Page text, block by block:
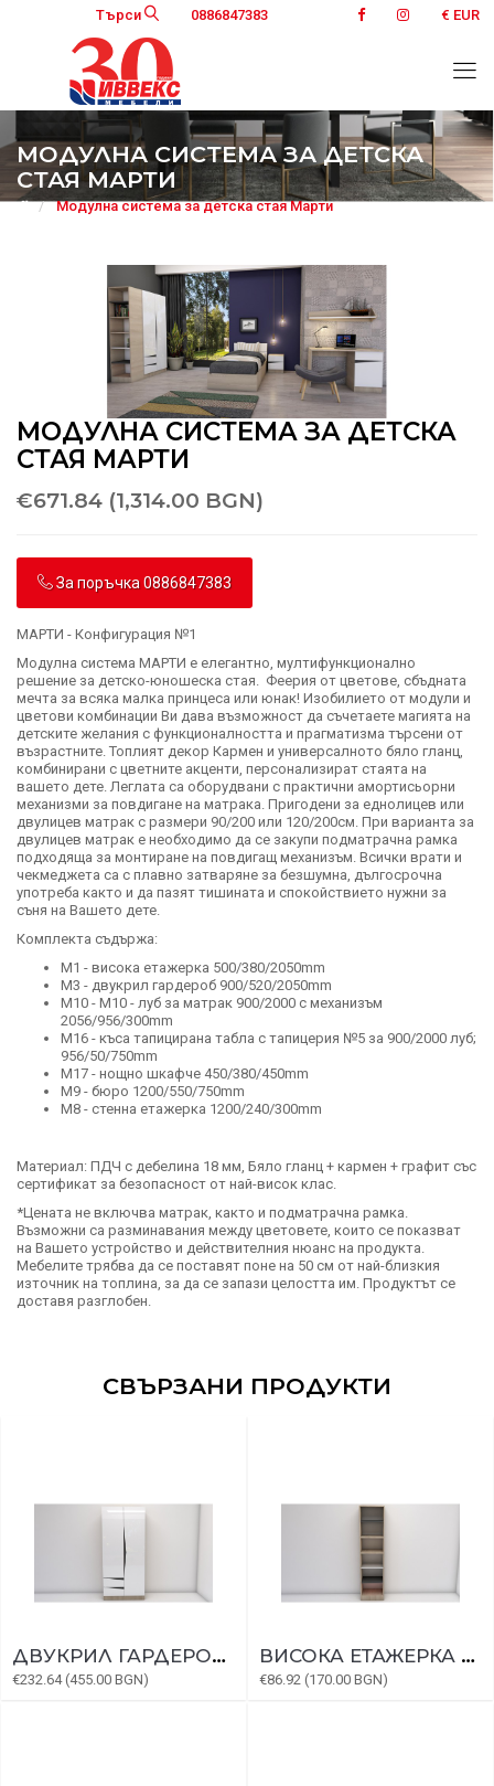
Търси 0886847383 € EUR
МОДУЛНА СИСТЕМА ЗА ДЕТСКА
СТАЯ МАРТИ
Модулна система за детска стая Марти
МОДУЛНА СИСТЕМА ЗА ДЕТСКА
СТАЯ МАРТИ
€671.84 (1,314.00 BGN)
За поръчка 0886847383
МАРТИ - Конфигурация №1
Модулна система МАРТИ е елегантно, мултифункционално
решение за детско-юношеска стая. Феерия от цветове, сбъдната
мечта за всяка малка принцеса или юнак! Изобилието от модули и
цветови комбинации Ви дава възможност да съчетаете магията на
детските желания с функционалността и прагматизма търсени от
възрастните. Топлият декор Кармен и универсалното бяло гланц,
комбинирани с цветните акценти, персонализират стаята на
вашето дете. Леглата са оборудвани с практични амортисьорни
механизми за повдигане на матрака. Пригодени за еднолицев или
двулицев матрак с размери 90/200 или 120/200см. При варианта за
двулицев матрак е необходимо да се закупи подматрачна рамка
подходяща за монтиране на повдигащ механизъм. Всички врати и
чекмеджета са с плавно затваряне за безшумна, дългосрочна
употреба както и да пазят тишината и спокойствието нужни за
съня на Вашето дете.
Комплекта съдържа:
М1 - висока етажерка 500/380/2050mm
М3 - двукрил гардероб 900/520/2050mm
М10 - М10 - луб за матрак 900/2000 с механизъм
2056/956/300mm
М16 - къса тапицирана табла с тапицерия №5 за 900/2000 луб;
956/50/750mm
М17 - нощно шкафче 450/380/450mm
М9 - бюро 1200/550/750mm
М8 - стенна етажерка 1200/240/300mm
Материал: ПДЧ с дебелина 18 мм, Бяло гланц + кармен + графит със
сертификат за безопасност от най-висок клас.
*Цената не включва матрак, както и подматрачна рамка.
Възможни са разминавания между цветовете, които се показват
на Вашето устройство и действителния нюанс на продукта.
Мебелите трябва да се поставят поне на 50 см от най-близкия
източник на топлина, за да се запази целостта им. Продуктът се
доставя разглобен.
СВЪРЗАНИ ПРОДУКТИ
ДВУКРИЛ ГАРДЕРОБ МАРТИ МОДУЛ 3
€232.64 (455.00 BGN)
ВИСОКА ЕТАЖЕРКА МАРТИ МОДУЛ 1
€86.92 (170.00 BGN)